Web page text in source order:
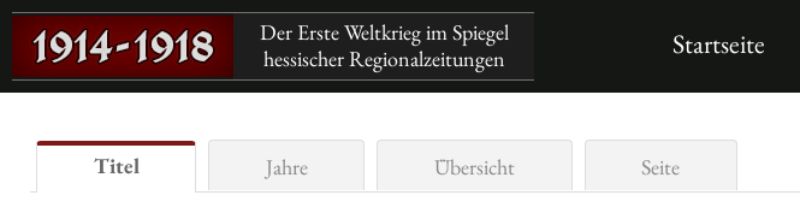
Der Erste Weltkrieg im Spiegel
hessischer Regionalzeitungen
Startseite
Titel Jahre Übersicht Seite